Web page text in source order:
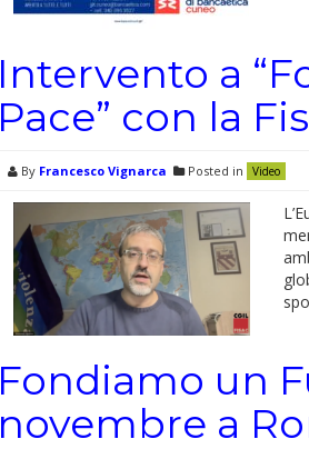
Intervento a
Pace” con la
By Francesco Vignarca Posted in Video
Fondiamo un
novembre a